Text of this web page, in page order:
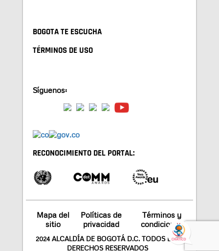
BOGOTA TE ESCUCHA
TÉRMINOS DE USO
Síguenos:
RECONOCIMIENTO DEL PORTAL:
Mapa del
sitio
Políticas de
privacidad
Términos y
condiciones
2024 ALCALDÍA DE BOGOTÁ D.C. TODOS LOS
DERECHOS RESERVADOS